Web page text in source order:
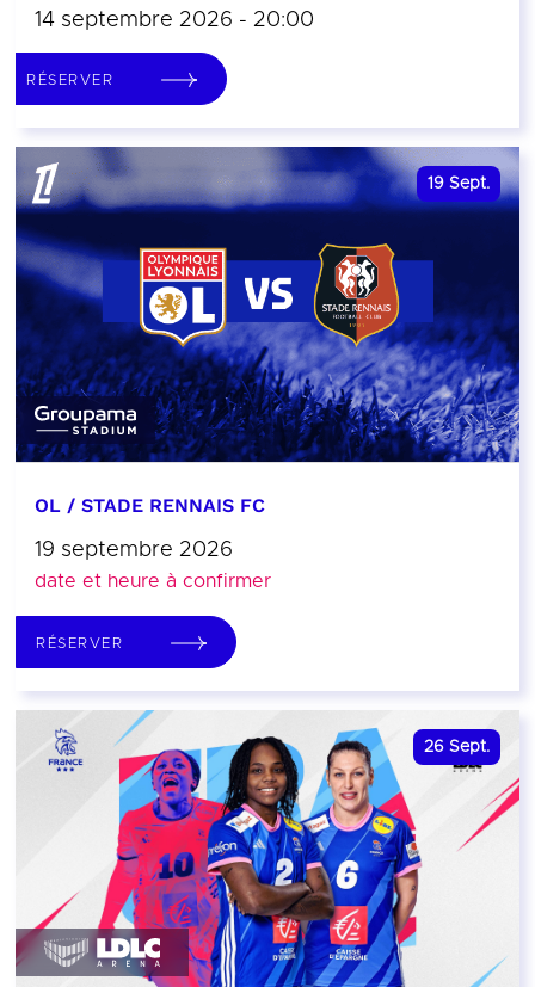
14 septembre 2026 - 20:00
RÉSERVER
19 Sept.
OL / STADE RENNAIS FC
19 septembre 2026
date et heure à confirmer
RÉSERVER
26 Sept.